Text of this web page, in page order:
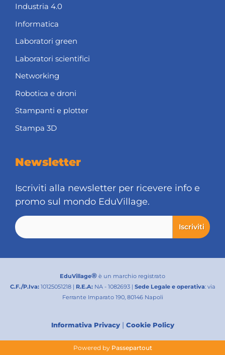
Industria 4.0
Informatica
Laboratori green
Laboratori scientifici
Networking
Robotica e droni
Stampanti e plotter
Stampa 3D
Newsletter
Iscriviti alla newsletter per ricevere info e
promo sul mondo EduVillage.
EduVillage® è un marchio registrato
C.F./P.Iva: 10125051218 | R.E.A: NA - 1082693 | Sede Legale e operativa: via
Ferrante Imparato 190, 80146 Napoli
Informativa Privacy| Cookie Policy
Powered by Passepartout